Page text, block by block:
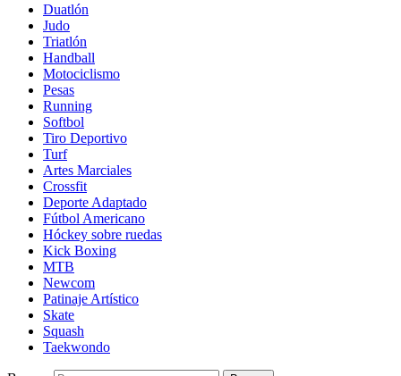
Duatlón
Judo
Triatlón
Handball
Motociclismo
Pesas
Running
Softbol
Tiro Deportivo
Turf
Artes Marciales
Crossfit
Deporte Adaptado
Fútbol Americano
Hóckey sobre ruedas
Kick Boxing
MTB
Newcom
Patinaje Artístico
Skate
Squash
Taekwondo